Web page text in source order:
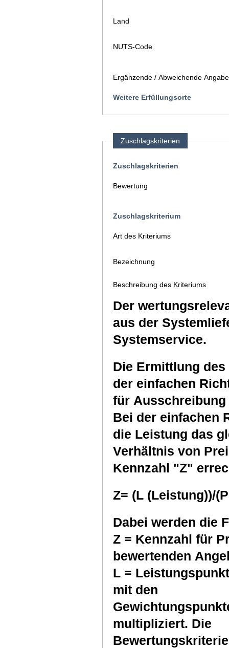
Land
NUTS-Code
Ergänzende / Abweichende
Weitere Erfüllungsorte
Zuschlagskriterien
Zuschlagskriterien
Bewertung
Zuschlagskriterium
Art des Kriteriums
Bezeichnung
Beschreibung des Kriteriums
Der
aus der
Systemservice.
Die Ermittlung
der einfachen
für
Bei der einfachen
die Leistung das
Verhältnis von
Kennzahl "Z"
Z= (L (Leistung))/
Dabei werden die
Z = Kennzahl für Preis-Leistungsverhältnis des zu
bewertenden
L =
mit den
multipliziert. Die